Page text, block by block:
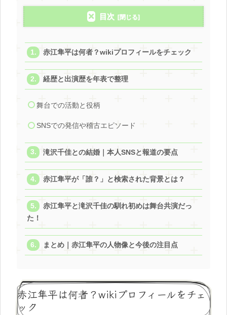
目次
赤江隼平は何者？wikiプロフィールをチェック
経歴と出演歴を年表で整理
舞台での活動と役柄
SNSでの発信や稽古エピソード
滝沢千佳との結婚｜本人SNSと報道の要点
赤江隼平が「誰？」と検索された背景とは？
赤江隼平と滝沢千佳の馴れ初めは舞台共演だっ
た！
まとめ｜赤江隼平の人物像と今後の注目点
赤江隼平は何者？wikiプロフィールをチェ
ック